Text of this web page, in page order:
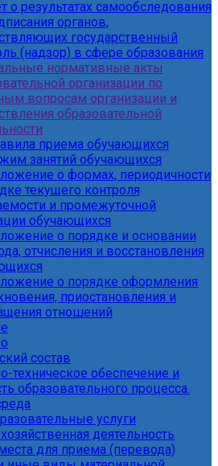
о результатах самообследования
органов,
государственный
(надзор) в сфере образования
нормативные акты
организации по
вопросам организации и
образовательной
приема обучающихся
занятий обучающихся
о формах, периодичности
текущего контроля
и промежуточной
обучающихся
о порядке и основании
отчисления и восстановления
о порядке оформления
приостановления и
отношений
состав
техническое обеспечение и
образовательного процесса.
услуги
деятельность
для приема (перевода)